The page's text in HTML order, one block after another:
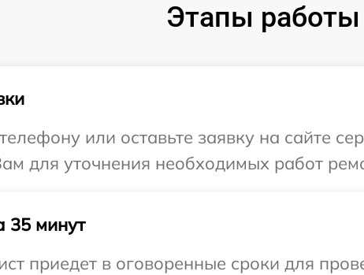
Этапы работы
или оставьте заявку на сайте
для уточнения необходимых работ
35 минут
приедет в оговоренные сроки для